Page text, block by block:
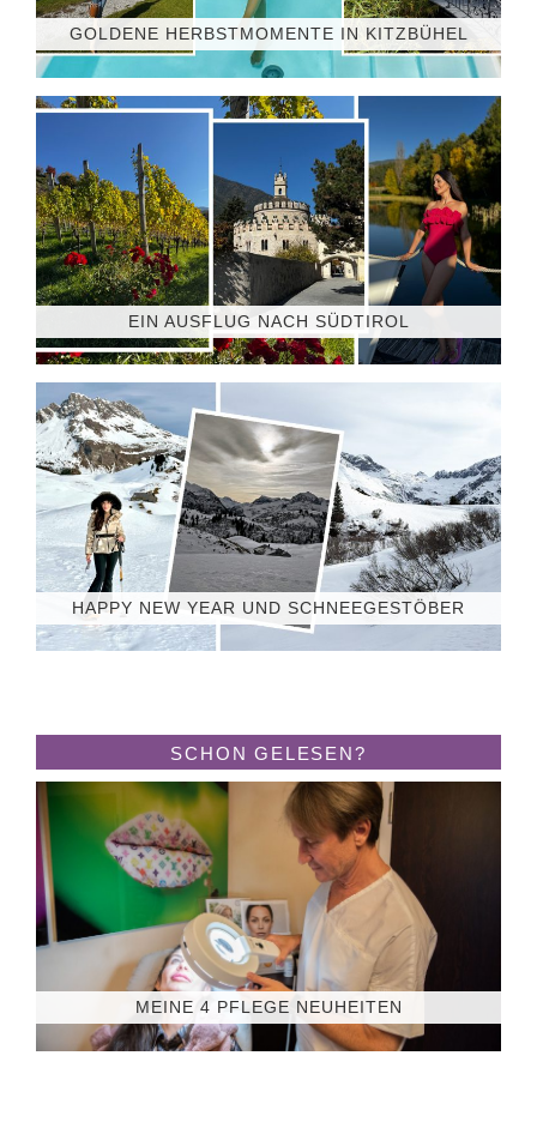
GOLDENE HERBSTMOMENTE IN KITZBÜHEL
EIN AUSFLUG NACH SÜDTIROL
HAPPY NEW YEAR UND SCHNEEGESTÖBER
SCHON GELESEN?
MEINE 4 PFLEGE NEUHEITEN